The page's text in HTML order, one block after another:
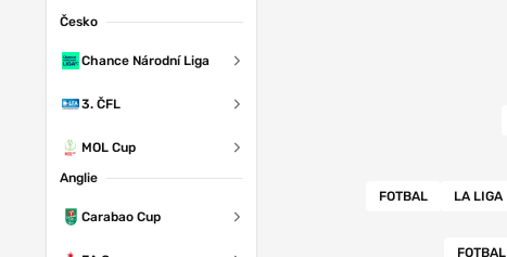
Česko
Chance Národní Liga
3. ČFL
MOL Cup
Anglie
Carabao Cup
FOTBAL LA LIGA
FOTBAL